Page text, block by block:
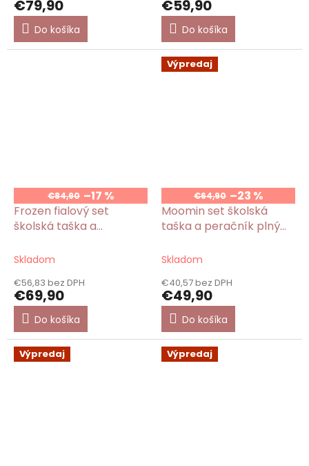
€79,90
Do košíka
€59,90
Do košíka
€84,90 –17 %
Frozen fialový set
školská taška a
kráľovstvo
Skladom
€56,83 bez DPH
€69,90
Do košíka
Výpredaj
€64,90 –23 %
Moomin set školská
taška a peračník plný
Skladom
€40,57 bez DPH
€49,90
Do košíka
Výpredaj Výpredaj